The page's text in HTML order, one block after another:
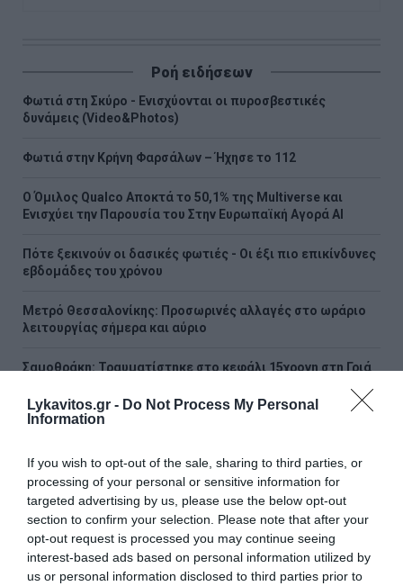
Lykavitos.gr - Do Not Process My Personal
Information
If you wish to opt-out of the sale, sharing to third parties, or
processing of your personal or sensitive information for
targeted advertising by us, please use the below opt-out
section to confirm your selection. Please note that after your
opt-out request is processed you may continue seeing
interest-based ads based on personal information utilized by
us or personal information disclosed to third parties prior to
Ροή ειδήσεων
Φωτιά στη Σκύρο - Ενισχύονται οι πυροσβεστικές
δυνάμεις (Video&Photos)
Φωτιά στην Κρήνη Φαρσάλων – Ήχησε το 112
Ο Όμιλος Qualco Αποκτά το 50,1% της Multiverse και
Ενισχύει την Παρουσία του Στην Ευρωπαϊκή Αγορά ΑΙ
Πότε ξεκινούν οι δασικές φωτιές - Oι έξι πιο επικίνδυνες
εβδομάδες του χρόνου
Μετρό Θεσσαλονίκης: Προσωρινές αλλαγές στο ωράριο
λειτουργίας σήμερα και αύριο
Σαμοθράκη: Τραυματίστηκε στο κεφάλι 15χρονη στη Γριά
Η νέα Mercedes-Benz GLB: επαναπροσδιορίζει την
στην πρακτικότητα και στην ασφάλεια
Ιράν και Ομάν κατέληξαν σε συμφωνία 60 ημερών για τα
Στενά του Ορμούζ
Πυρκαγιά στην Aγία Μαρίνα Ηλείας